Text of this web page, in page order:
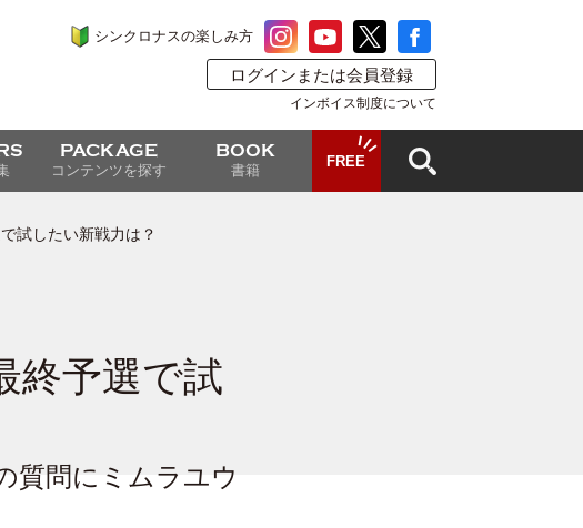
シンクロナスの楽しみ方
ログインまたは会員登録
インボイス制度について
PACKAGE
コンテンツを探す
BOOK
書籍
FREE
試したい新戦力は？
終予選で試
質問にミムラユウ